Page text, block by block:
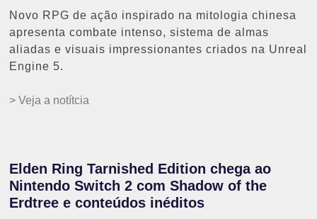
Novo RPG de ação inspirado na mitologia chinesa
apresenta combate intenso, sistema de almas
aliadas e visuais impressionantes criados na Unreal
Engine 5.
> Veja a notítcia
Elden Ring Tarnished Edition chega ao
Nintendo Switch 2 com Shadow of the
Erdtree e conteúdos inéditos